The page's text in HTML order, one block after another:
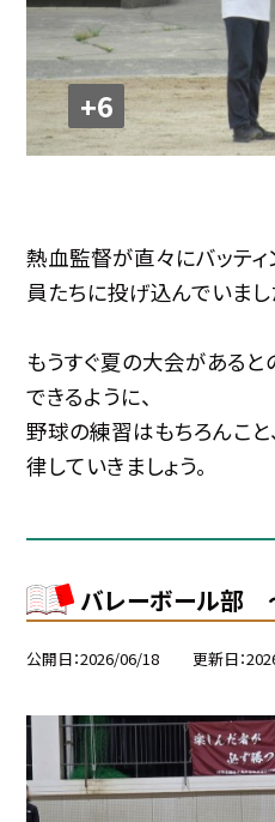
+6
熱血監督が直々にバッティ
員たちに投げ込んでいまし
もうすぐ夏の大会があると
できるように、
野球の練習はもちろんこ
律していきましょう。
バレーボール部
公開日 2026/06/18 更新日